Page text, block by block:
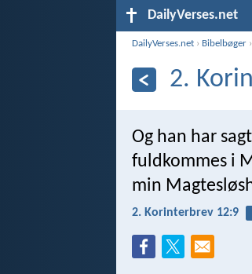
DailyVerses.net
DailyVerses.net › Bibelbøger
2.
Og han har
fuldkommes i
min
2. Korinterbrev 12:9